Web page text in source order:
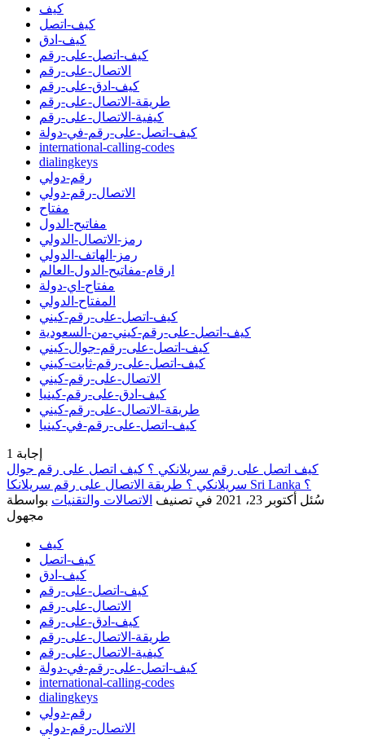
كيف
كيف-اتصل
كيف-ادق
كيف-اتصل-على-رقم
الاتصال-على-رقم
كيف-ادق-على-رقم
طريقة-الاتصال-على-رقم
كيفية-الاتصال-على-رقم
كيف-اتصل-على-رقم-في-دولة
international-calling-codes
dialingkeys
رقم-دولي
الاتصال-رقم-دولي
مفتاح
مفاتيح-الدول
رمز-الاتصال-الدولي
رمز-الهاتف-الدولي
ارقام-مفاتيح-الدول-العالم
مفتاح-اي-دولة
المفتاح-الدولي
كيف-اتصل-على-رقم-كيني
كيف-اتصل-على-رقم-كيني-من-السعودية
كيف-اتصل-على-رقم-جوال-كيني
كيف-اتصل-على-رقم-ثابت-كيني
الاتصال-على-رقم-كيني
كيف-ادق-على-رقم-كينيا
طريقة-الاتصال-على-رقم-كيني
كيف-اتصل-على-رقم-في-كينيا
1 إجابة
كيف اتصل على رقم سريلانكي ؟ كيف اتصل على رقم جوال
سريلانكي ؟ طريقة الاتصال على رقم سريلانكا Sri Lanka ؟
سُئل أكتوبر 23، 2021 في تصنيف الاتصالات والتقنيات بواسطة
مجهول
كيف
كيف-اتصل
كيف-ادق
كيف-اتصل-على-رقم
الاتصال-على-رقم
كيف-ادق-على-رقم
طريقة-الاتصال-على-رقم
كيفية-الاتصال-على-رقم
كيف-اتصل-على-رقم-في-دولة
international-calling-codes
dialingkeys
رقم-دولي
الاتصال-رقم-دولي